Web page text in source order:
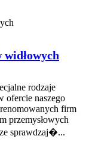
rodzaje
ofercie naszego
firm
przemysłowych
sprawdzaj�...